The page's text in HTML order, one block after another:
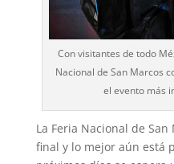
Con visitantes de todo
Nacional de San Marcos
el evento más
La Feria Nacional de
final y lo mejor aún está